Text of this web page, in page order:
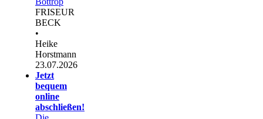
FRISEUR
BECK
•
Heike
Horstmann
23.07.2026
Jetzt
bequem
online
abschließen!